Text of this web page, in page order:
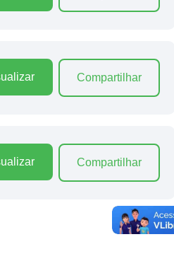
Compartilhar
Compartilhar